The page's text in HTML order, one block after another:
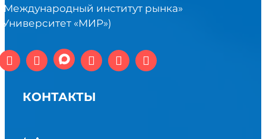
институт рынка»
«МИР»)
КОНТАКТЫ